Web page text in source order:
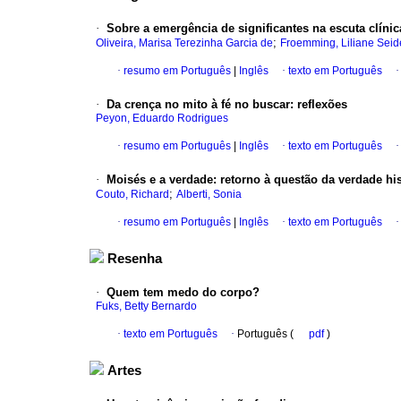
· Sobre a emergência de significantes na escuta
Oliveira, Marisa Terezinha Garcia de; Froemming, Liliane
· resumo em Português Inglês · texto em Português ·
· Da crença no mito à fé no buscar: reflexões
Peyon, Eduardo Rodrigues
· resumo em Português Inglês · texto em Português ·
· Moisés e a verdade: retorno à questão da verdade
Couto, Richard ; Alberti, Sonia
· resumo em Português Inglês · texto em Português ·
Resenha
· Quem tem medo do corpo?
Fuks, Betty Bernardo
· texto em Português · Português ( pdf)
Artes